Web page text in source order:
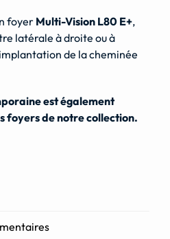
foyer Multi-Vision L80 E+,
latérale à droite ou à
de la cheminée
est également
foyers de notre collection.